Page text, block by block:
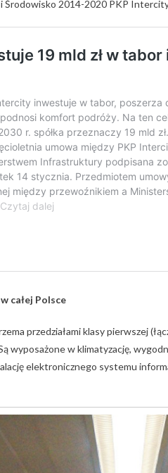
2014-2020 PKP Intercity
całej Polsce
przedziałami klasy pierwszej
wyposażone w klimatyzację,
elektronicznego systemu